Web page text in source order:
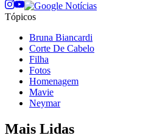
Tópicos
Bruna Biancardi
Corte De Cabelo
Filha
Fotos
Homenagem
Mavie
Neymar
Mais Lidas